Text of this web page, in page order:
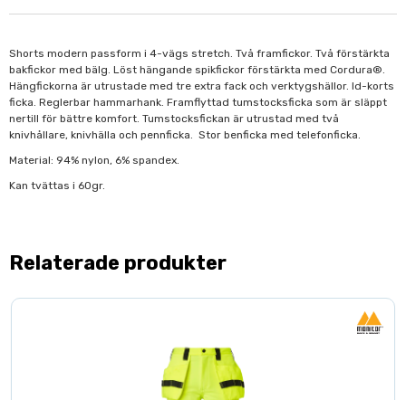
Shorts modern passform i 4-vägs stretch. Två framfickor. Två förstärkta
bakfickor med bälg. Löst hängande spikfickor förstärkta med Cordura®.
Hängfickorna är utrustade med tre extra fack och verktygshällor. Id-korts
ficka. Reglerbar hammarhank. Framflyttad tumstocksficka som är släppt
nertill för bättre komfort. Tumstocksfickan är utrustad med två
knivhållare, knivhälla och pennficka. Stor benficka med telefonficka.
Material: 94% nylon, 6% spandex.
Kan tvättas i 60gr.
Relaterade produkter